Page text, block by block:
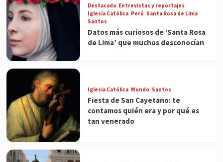
Destacada Entrevistas y reportajes
Iglesia Católica Perú Santa Rosa de Lima
Santos
Datos más curiosos de ‘Santa Rosa
de Lima’ que muchos desconocían
Iglesia Católica Mundo Santos
Fiesta de San Cayetano: te
contamos quién era y por qué es
tan venerado